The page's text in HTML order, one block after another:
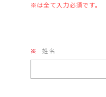
※は全て入力必須です。
※ 姓名